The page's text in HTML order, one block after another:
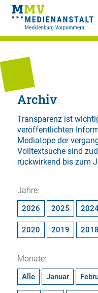
Archiv
Transparenz ist
veröffentlichten
Mediatope der
Volltextsuchesind
rückwirkend bis zum
Jahre:
2026 2025
2020 2019 2018
Monate:
Alle Januar